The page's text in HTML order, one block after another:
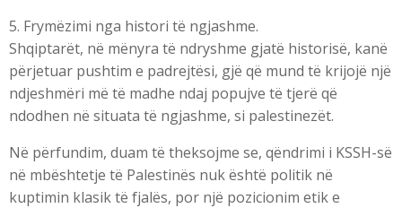
5. Frymëzimi nga histori të ngjashme.
Shqiptarët, në mënyra të ndryshme gjatë historisë, kanë
përjetuar pushtim e padrejtësi, gjë që mund të krijojë një
ndjeshmëri më të madhe ndaj popujve të tjerë që
ndodhen në situata të ngjashme, si palestinezët.
Në përfundim, duam të theksojme se, qëndrimi i KSSH-së
në mbështetje të Palestinës nuk është politik në
kuptimin klasik të fjalës, por një pozicionim etik e